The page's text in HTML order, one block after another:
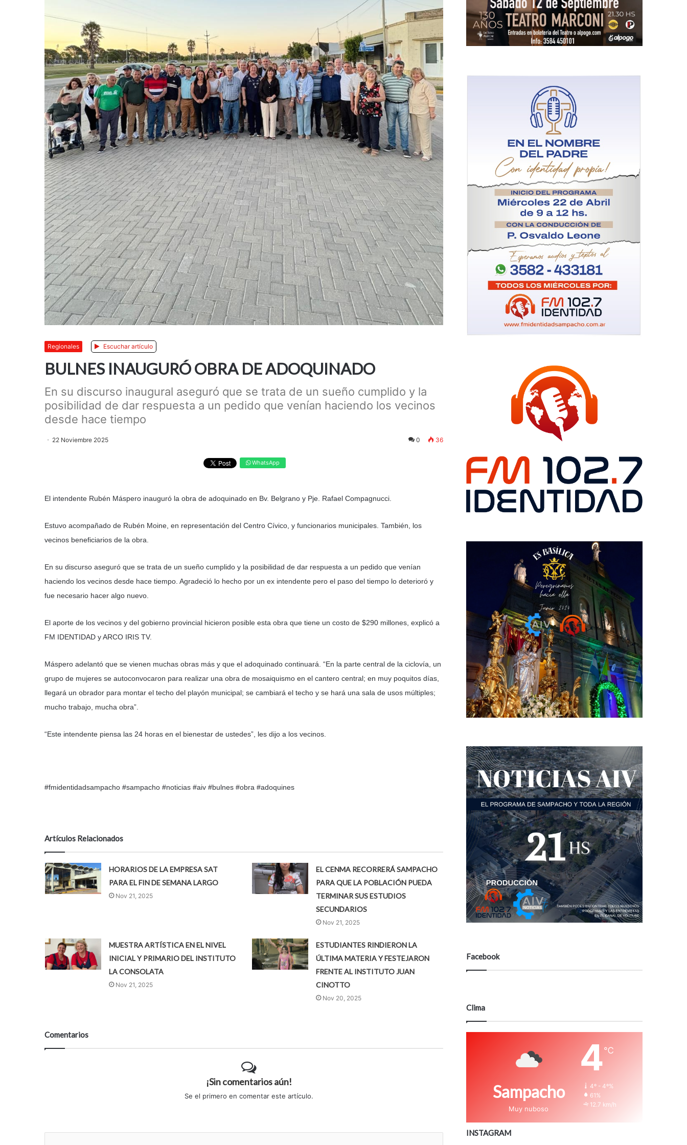
Regionales Escuchar artículo
BULNES INAUGURÓ OBRA DE ADOQUINADO
En su discurso inaugural aseguró que se trata de un sueño cumplido y la
posibilidad de dar respuesta a un pedido que venían haciendo los vecinos
desde hace tiempo
22 Noviembre 2025 0 36
WhatsApp
El intendente Rubén Máspero inauguró la obra de adoquinado en Bv. Belgrano y Pje. Rafael Compagnucci.
Estuvo acompañado de Rubén Moine, en representación del Centro Cívico, y funcionarios municipales. También, los
vecinos beneficiarios de la obra.
En su discurso aseguró que se trata de un sueño cumplido y la posibilidad de dar respuesta a un pedido que venían
haciendo los vecinos desde hace tiempo. Agradeció lo hecho por un ex intendente pero el paso del tiempo lo deterioró y
fue necesario hacer algo nuevo.
El aporte de los vecinos y del gobierno provincial hicieron posible esta obra que tiene un costo de $290 millones, explicó a
FM IDENTIDAD y ARCO IRIS TV.
Máspero adelantó que se vienen muchas obras más y que el adoquinado continuará. “En la parte central de la ciclovía, un
grupo de mujeres se autoconvocaron para realizar una obra de mosaiquismo en el cantero central; en muy poquitos días,
llegará un obrador para montar el techo del playón municipal; se cambiará el techo y se hará una sala de usos múltiples;
mucho trabajo, mucha obra”.
“Este intendente piensa las 24 horas en el bienestar de ustedes”, les dijo a los vecinos.
#fmidentidadsampacho #sampacho #noticias #aiv #bulnes #obra #adoquines
Artículos Relacionados
HORARIOS DE LA EMPRESA SAT
PARA EL FIN DE SEMANA LARGO
Nov 21, 2025
EL CENMA RECORRERÁ SAMPACHO
PARA QUE LA POBLACIÓN PUEDA
TERMINAR SUS ESTUDIOS
SECUNDARIOS
Nov 21, 2025
MUESTRA ARTÍSTICA EN EL NIVEL
INICIAL Y PRIMARIO DEL INSTITUTO
LA CONSOLATA
Nov 21, 2025
ESTUDIANTES RINDIERON LA
ÚLTIMA MATERIA Y FESTEJARON
FRENTE AL INSTITUTO JUAN
CINOTTO
Nov 20, 2025
Comentarios
¡Sin comentarios aún!
Se el primero en comentar este artículo.
Facebook
Clima
Sampacho
Muy nuboso
4℃
4º - 4º%
61%
12.7 km/h
INSTAGRAM